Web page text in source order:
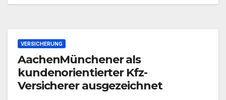
VERSICHERUNG
AachenMünchener als
kundenorientierter Kfz-
Versicherer ausgezeichnet